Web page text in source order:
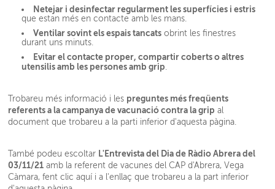
Netejar i desinfectar regularment les superfícies i estris
que estan més en contacte amb les mans.
Ventilar sovint els espais tancats obrint les finestres
durant uns minuts.
Evitar el contacte proper, compartir coberts o altres
utensilis amb les persones amb grip.
Trobareu més informació i les preguntes més freqüents
referents a la campanya de vacunació contra la grip al
document que trobareu a la parti inferior d'aquesta pàgina.
També podeu escoltar L'Entrevista del Dia de Ràdio Abrera del
03/11/21 amb la referent de vacunes del CAP d'Abrera, Vega
Càmara,fent clic aquí i a l'enllaç que trobareu a la part inferior